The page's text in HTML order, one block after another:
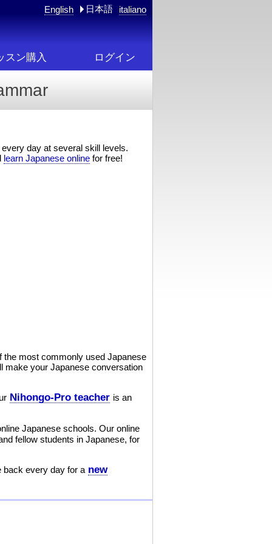
English 日本語 italiano
スン購入 ログイン
day at several skill levels.
learn Japanese online for free!
the most commonly used Japanese
make your Japanese conversation
Nihongo-Pro teacher is an
Japanese schools. Our online
fellow students in Japanese, for
back every day for a new